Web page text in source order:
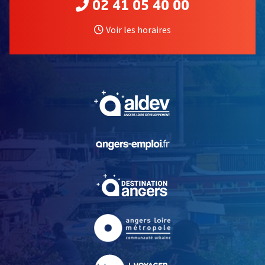
02 41 05 40 00
Voir les horaires
, Ouvre une nouvelle
, Ouvre une nouvelle